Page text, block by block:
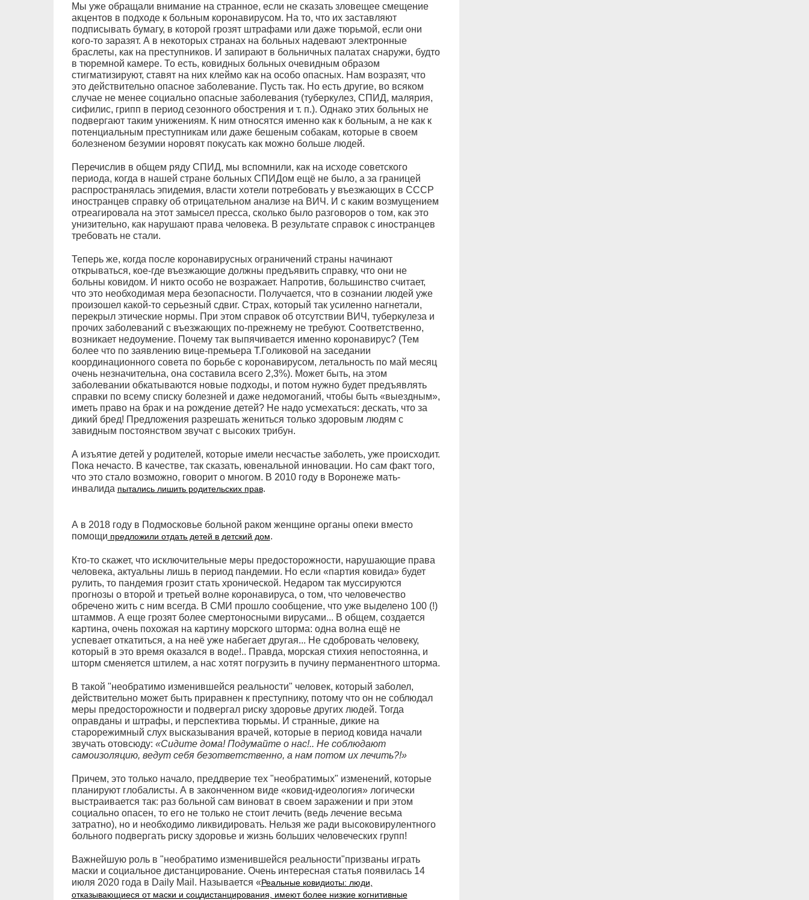
Мы уже обращали внимание на странное, если не сказать зловещее смещение
акцентов в подходе к больным коронавирусом. На то, что их заставляют
подписывать бумагу, в которой грозят штрафами или даже тюрьмой, если они
кого-то заразят. А в некоторых странах на больных надевают электронные
браслеты, как на преступников. И запирают в больничных палатах снаружи, будто
в тюремной камере. То есть, ковидных больных очевидным образом
стигматизируют, ставят на них клеймо как на особо опасных. Нам возразят, что
это действительно опасное заболевание. Пусть так. Но есть другие, во всяком
случае не менее социально опасные заболевания (туберкулез, СПИД, малярия,
сифилис, грипп в период сезонного обострения и т. п.). Однако этих больных не
подвергают таким унижениям. К ним относятся именно как к больным, а не как к
потенциальным преступникам или даже бешеным собакам, которые в своем
болезненом безумии норовят покусать как можно больше людей.
Перечислив в общем ряду СПИД, мы вспомнили, как на исходе советского
периода, когда в нашей стране больных СПИДом ещё не было, а за границей
распространялась эпидемия, власти хотели потребовать у въезжающих в СССР
иностранцев справку об отрицательном анализе на ВИЧ. И с каким возмущением
отреагировала на этот замысел пресса, сколько было разговоров о том, как это
унизительно, как нарушают права человека. В результате справок с иностранцев
требовать не стали.
Теперь же, когда после коронавирусных ограничений страны начинают
открываться, кое-где въезжающие должны предъявить справку, что они не
больны ковидом. И никто особо не возражает. Напротив, большинство считает,
что это необходимая мера безопасности. Получается, что в сознании людей уже
произошел какой-то серьезный сдвиг. Страх, который так усиленно нагнетали,
перекрыл этические нормы. При этом справок об отсутствии ВИЧ, туберкулеза и
прочих заболеваний с въезжающих по-прежнему не требуют. Соответственно,
возникает недоумение. Почему так выпячивается именно коронавирус? (Тем
более что по заявлению вице-премьера Т.Голиковой на заседании
координационного совета по борьбе с коронавирусом, летальность по май месяц
очень незначительна, она составила всего 2,3%). Может быть, на этом
заболевании обкатываются новые подходы, и потом нужно будет предъявлять
справки по всему списку болезней и даже недомоганий, чтобы быть «выездным»,
иметь право на брак и на рождение детей? Не надо усмехаться: дескать, что за
дикий бред! Предложения разрешать жениться только здоровым людям с
завидным постоянством звучат с высоких трибун.
А изъятие детей у родителей, которые имели несчастье заболеть, уже происходит.
Пока нечасто. В качестве, так сказать, ювенальной инновации. Но сам факт того,
что это стало возможно, говорит о многом. В 2010 году в Воронеже мать-
инвалида пытались лишить родительских прав.
А в 2018 году в Подмосковье больной раком женщине органы опеки вместо
помощи предложили отдать детей в детский дом.
Кто-то скажет, что исключительные меры предосторожности, нарушающие права
человека, актуальны лишь в период пандемии. Но если «партия ковида» будет
рулить, то пандемия грозит стать хронической. Недаром так муссируются
прогнозы о второй и третьей волне коронавируса, о том, что человечество
обречено жить с ним всегда. В СМИ прошло сообщение, что уже выделено 100 (!)
штаммов. А еще грозят более смертоносными вирусами... В общем, создается
картина, очень похожая на картину морского шторма: одна волна ещё не
успевает откатиться, а на неё уже набегает другая... Не сдобровать человеку,
который в это время оказался в воде!.. Правда, морская стихия непостоянна, и
шторм сменяется штилем, а нас хотят погрузить в пучину перманентного шторма.
В такой "необратимо изменившейся реальности" человек, который заболел,
действительно может быть приравнен к преступнику, потому что он не соблюдал
меры предосторожности и подвергал риску здоровье других людей. Тогда
оправданы и штрафы, и перспектива тюрьмы. И странные, дикие на
старорежимный слух высказывания врачей, которые в период ковида начали
звучать отовсюду: «Сидите дома! Подумайте о нас!.. Не соблюдают
самоизоляцию, ведут себя безответственно, а нам потом их лечить?!»
Причем, это только начало, преддверие тех "необратимых" изменений, которые
планируют глобалисты. А в законченном виде «ковид-идеология» логически
выстраивается так: раз больной сам виноват в своем заражении и при этом
социально опасен, то его не только не стоит лечить (ведь лечение весьма
затратно), но и необходимо ликвидировать. Нельзя же ради высоковирулентного
больного подвергать риску здоровье и жизнь больших человеческих групп!
Важнейшую роль в "необратимо изменившейся реальности"призваны играть
маски и социальное дистанцирование. Очень интересная статья появилась 14
июля 2020 года в Daily Mail. Называется «Реальные ковидиоты: люди,
отказывающиеся от маски и соцдистанцирования, имеют более низкие когнитивные